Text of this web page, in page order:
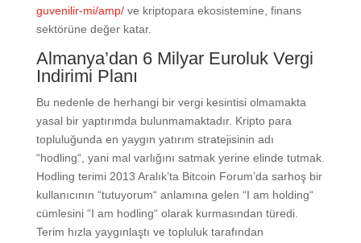
guvenilir-mi/amp/ve kriptopara ekosistemine, finans
sektörüne değer katar.
Almanya’dan 6 Milyar Euroluk Vergi
Indirimi Planı
Bu nedenle de herhangi bir vergi kesintisi olmamakta
yasal bir yaptırımda bulunmamaktadır. Kripto para
topluluğunda en yaygın yatırım stratejisinin adı
“hodling“, yani mal varlığını satmak yerine elinde tutmak.
Hodling terimi 2013 Aralık’ta Bitcoin Forum’da sarhoş bir
kullanıcının “tutuyorum“ anlamına gelen “I am holding“
cümlesini “I am hodling“ olarak kurmasından türedi.
Terim hızla yaygınlaştı ve topluluk tarafından